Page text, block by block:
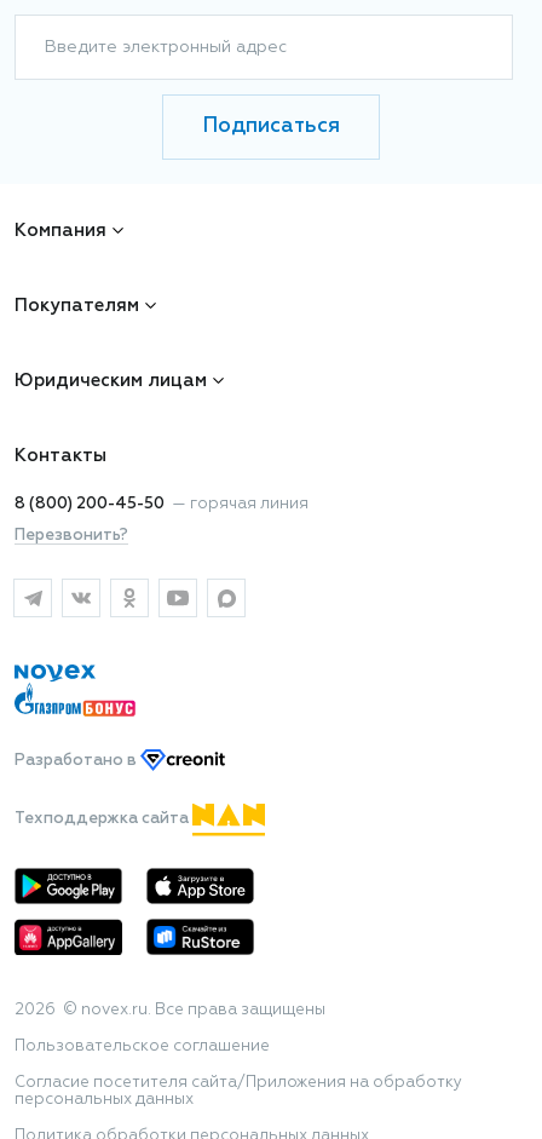
Введите электронный адрес
Подписаться
Компания
Покупателям
Юридическим лицам
Контакты
8 (800) 200-45-50 — горячая линия
Перезвонить?
Разработано в
Техподдержка сайта
2026 © novex.ru. Все права защищены
Пользовательское соглашение
Согласие посетителя сайта/Приложения на обработку
персональных данных